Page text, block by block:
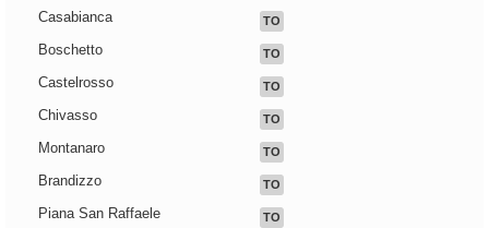
Casabianca TO
Boschetto TO
Castelrosso TO
Chivasso TO
Montanaro TO
Brandizzo TO
Piana San Raffaele TO